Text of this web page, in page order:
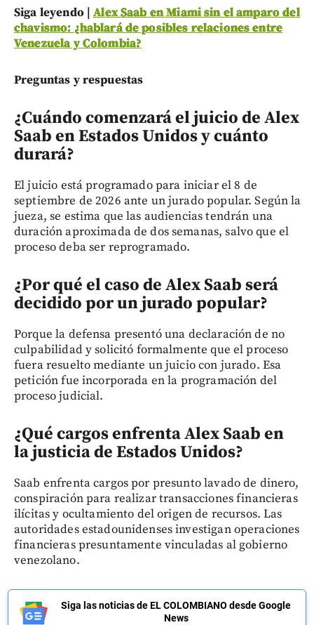
Siga leyendo |Alex Saab en Miami sin el amparo del
chavismo: ¿hablará de posibles relaciones entre
Venezuela y Colombia?
Preguntas y respuestas
¿Cuándo comenzará el juicio de Alex
Saab en Estados Unidos y cuánto
durará?
El juicio está programado para iniciar el 8 de
septiembre de 2026 ante un jurado popular. Según la
jueza, se estima que las audiencias tendrán una
duración aproximada de dos semanas, salvo que el
proceso deba ser reprogramado.
¿Por qué el caso de Alex Saab será
decidido por un jurado popular?
Porque la defensa presentó una declaración de no
culpabilidad y solicitó formalmente que el proceso
fuera resuelto mediante un juicio con jurado. Esa
petición fue incorporada en la programación del
proceso judicial.
¿Qué cargos enfrenta Alex Saab en
la justicia de Estados Unidos?
Saab enfrenta cargos por presunto lavado de dinero,
conspiración para realizar transacciones financieras
ilícitas y ocultamiento del origen de recursos. Las
autoridades estadounidenses investigan operaciones
financieras presuntamente vinculadas al gobierno
venezolano.
Siga las noticias de EL COLOMBIANO desde Google
News